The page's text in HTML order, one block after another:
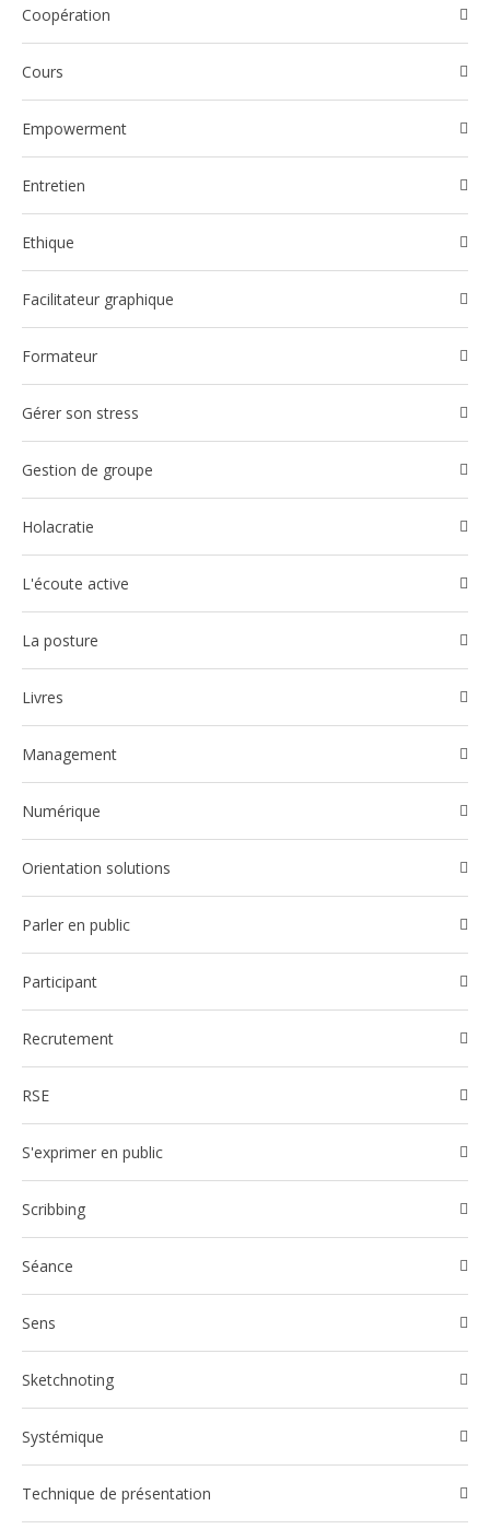
Coopération
Cours
Empowerment
Entretien
Ethique
Facilitateur graphique
Formateur
Gérer son stress
Gestion de groupe
Holacratie
l'écoute active
La posture
Livres
Management
Numérique
Orientation solutions
Parler en public
participant
Recrutement
RSE
S'exprimer en public
Scribbing
Séance
Sens
Sketchnoting
Systémique
Technique de présentation